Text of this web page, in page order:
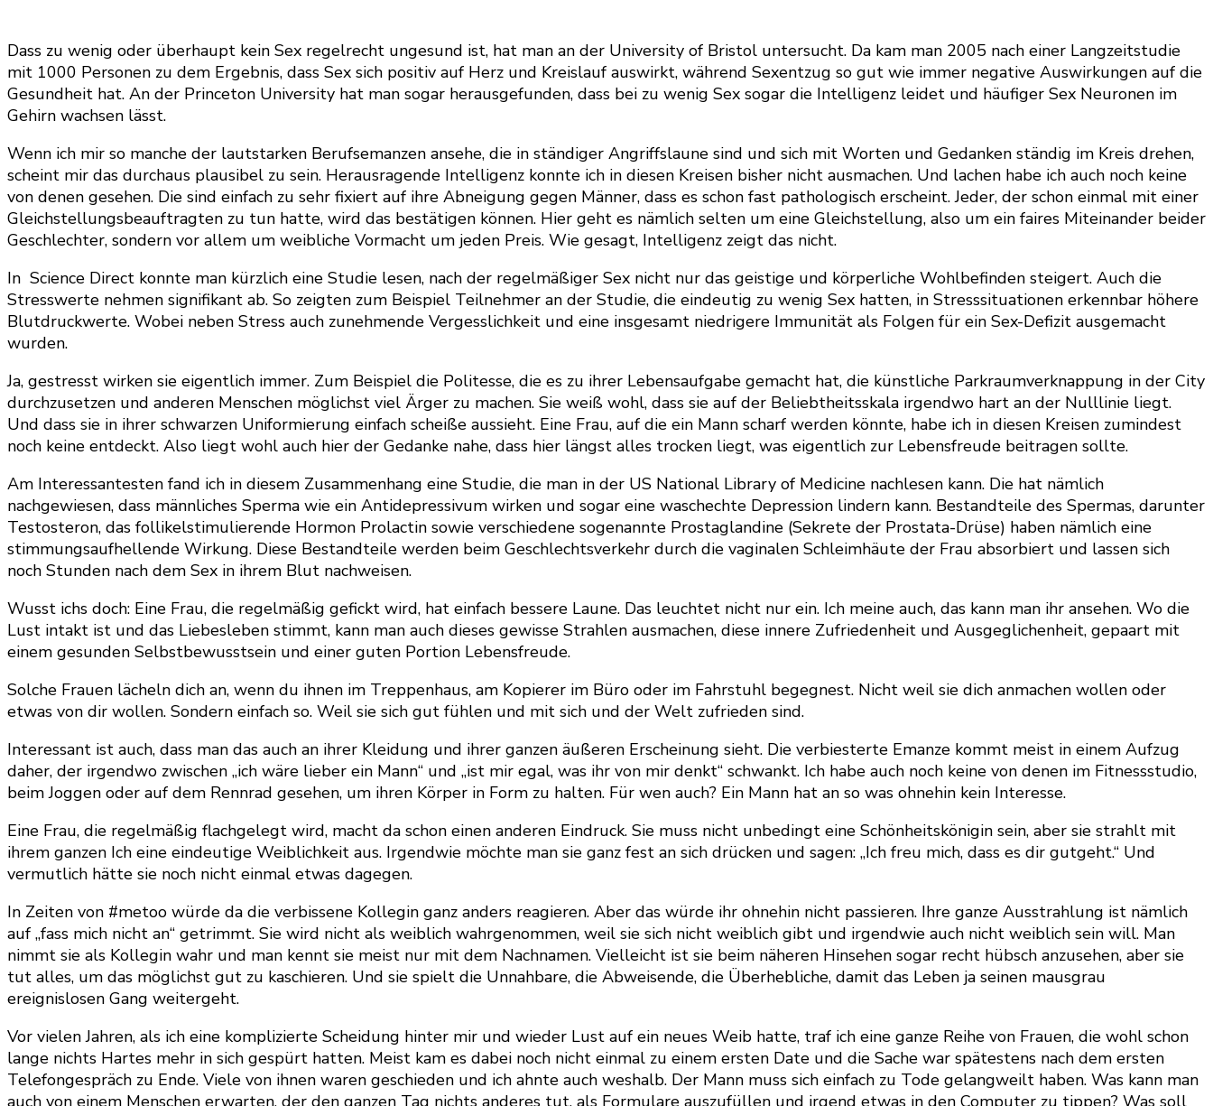
Dass zu wenig oder überhaupt kein Sex regelrecht ungesund ist, hat man an der University of Bristol untersucht. Da kam man 2005 nach einer Langzeitstudie
mit 1000 Personen zu dem Ergebnis, dass Sex sich positiv auf Herz und Kreislauf auswirkt, während Sexentzug so gut wie immer negative Auswirkungen auf die
Gesundheit hat. An der Princeton University hat man sogar herausgefunden, dass bei zu wenig Sex sogar die Intelligenz leidet und häufiger Sex Neuronen im
Gehirn wachsen lässt.
Wenn ich mir so manche der lautstarken Berufsemanzen ansehe, die in ständiger Angriffslaune sind und sich mit Worten und Gedanken ständig im Kreis drehen,
scheint mir das durchaus plausibel zu sein. Herausragende Intelligenz konnte ich in diesen Kreisen bisher nicht ausmachen. Und lachen habe ich auch noch keine
von denen gesehen. Die sind einfach zu sehr fixiert auf ihre Abneigung gegen Männer, dass es schon fast pathologisch erscheint. Jeder, der schon einmal mit einer
Gleichstellungsbeauftragten zu tun hatte, wird das bestätigen können. Hier geht es nämlich selten um eine Gleichstellung, also um ein faires Miteinander beider
Geschlechter, sondern vor allem um weibliche Vormacht um jeden Preis. Wie gesagt, Intelligenz zeigt das nicht.
In Science Direct konnte man kürzlich eine Studie lesen, nach der regelmäßiger Sex nicht nur das geistige und körperliche Wohlbefinden steigert. Auch die
Stresswerte nehmen signifikant ab. So zeigten zum Beispiel Teilnehmer an der Studie, die eindeutig zu wenig Sex hatten, in Stresssituationen erkennbar höhere
Blutdruckwerte. Wobei neben Stress auch zunehmende Vergesslichkeit und eine insgesamt niedrigere Immunität als Folgen für ein Sex-Defizit ausgemacht
wurden.
Ja, gestresst wirken sie eigentlich immer. Zum Beispiel die Politesse, die es zu ihrer Lebensaufgabe gemacht hat, die künstliche Parkraumverknappung in der City
durchzusetzen und anderen Menschen möglichst viel Ärger zu machen. Sie weiß wohl, dass sie auf der Beliebtheitsskala irgendwo hart an der Nulllinie liegt.
Und dass sie in ihrer schwarzen Uniformierung einfach scheiße aussieht. Eine Frau, auf die ein Mann scharf werden könnte, habe ich in diesen Kreisen zumindest
noch keine entdeckt. Also liegt wohl auch hier der Gedanke nahe, dass hier längst alles trocken liegt, was eigentlich zur Lebensfreude beitragen sollte.
Am Interessantesten fand ich in diesem Zusammenhang eine Studie, die man in der US National Library of Medicine nachlesen kann. Die hat nämlich
nachgewiesen, dass männliches Sperma wie ein Antidepressivum wirken und sogar eine waschechte Depression lindern kann. Bestandteile des Spermas, darunter
Testosteron, das follikelstimulierende Hormon Prolactin sowie verschiedene sogenannte Prostaglandine (Sekrete der Prostata-Drüse) haben nämlich eine
stimmungsaufhellende Wirkung. Diese Bestandteile werden beim Geschlechtsverkehr durch die vaginalen Schleimhäute der Frau absorbiert und lassen sich
noch Stunden nach dem Sex in ihrem Blut nachweisen.
Wusst ichs doch: Eine Frau, die regelmäßig gefickt wird, hat einfach bessere Laune. Das leuchtet nicht nur ein. Ich meine auch, das kann man ihr ansehen. Wo die
Lust intakt ist und das Liebesleben stimmt, kann man auch dieses gewisse Strahlen ausmachen, diese innere Zufriedenheit und Ausgeglichenheit, gepaart mit
einem gesunden Selbstbewusstsein und einer guten Portion Lebensfreude.
Solche Frauen lächeln dich an, wenn du ihnen im Treppenhaus, am Kopierer im Büro oder im Fahrstuhl begegnest. Nicht weil sie dich anmachen wollen oder
etwas von dir wollen. Sondern einfach so. Weil sie sich gut fühlen und mit sich und der Welt zufrieden sind.
Interessant ist auch, dass man das auch an ihrer Kleidung und ihrer ganzen äußeren Erscheinung sieht. Die verbiesterte Emanze kommt meist in einem Aufzug
daher, der irgendwo zwischen „ich wäre lieber ein Mann“ und „ist mir egal, was ihr von mir denkt“ schwankt. Ich habe auch noch keine von denen im Fitnessstudio,
beim Joggen oder auf dem Rennrad gesehen, um ihren Körper in Form zu halten. Für wen auch? Ein Mann hat an so was ohnehin kein Interesse.
Eine Frau, die regelmäßig flachgelegt wird, macht da schon einen anderen Eindruck. Sie muss nicht unbedingt eine Schönheitskönigin sein, aber sie strahlt mit
ihrem ganzen Ich eine eindeutige Weiblichkeit aus. Irgendwie möchte man sie ganz fest an sich drücken und sagen: „Ich freu mich, dass es dir gutgeht.“ Und
vermutlich hätte sie noch nicht einmal etwas dagegen.
In Zeiten von #metoo würde da die verbissene Kollegin ganz anders reagieren. Aber das würde ihr ohnehin nicht passieren. Ihre ganze Ausstrahlung ist nämlich
auf „fass mich nicht an“ getrimmt. Sie wird nicht als weiblich wahrgenommen, weil sie sich nicht weiblich gibt und irgendwie auch nicht weiblich sein will. Man
nimmt sie als Kollegin wahr und man kennt sie meist nur mit dem Nachnamen. Vielleicht ist sie beim näheren Hinsehen sogar recht hübsch anzusehen, aber sie
tut alles, um das möglichst gut zu kaschieren. Und sie spielt die Unnahbare, die Abweisende, die Überhebliche, damit das Leben ja seinen mausgrau
ereignislosen Gang weitergeht.
Vor vielen Jahren, als ich eine komplizierte Scheidung hinter mir und wieder Lust auf ein neues Weib hatte, traf ich eine ganze Reihe von Frauen, die wohl schon
lange nichts Hartes mehr in sich gespürt hatten. Meist kam es dabei noch nicht einmal zu einem ersten Date und die Sache war spätestens nach dem ersten
Telefongespräch zu Ende. Viele von ihnen waren geschieden und ich ahnte auch weshalb. Der Mann muss sich einfach zu Tode gelangweilt haben. Was kann man